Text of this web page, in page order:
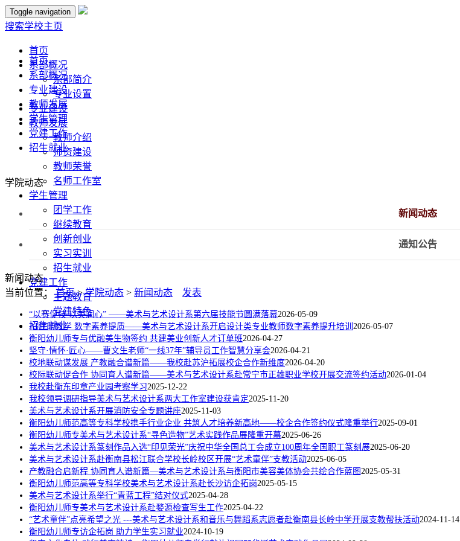
Toggle navigation
搜索学校主页
首页
系部概况
系部简介
专业设置
专业建设
教师发展
教师介绍
师资建设
教师荣誉
名师工作室
学生管理
团学工作
继续教育
创新创业
实习实训
招生就业
党建工作
主题教育
党建特色
招生就业
首页
系部概况
专业建设
教师发展
学生管理
党建工作
招生就业
学院动态
新闻动态
通知公告
新闻动态
当前位置：首页>学院动态 > 新闻动态 发表
“以赛促技 以美润心” ——美术与艺术设计系第六届技能节圆满落幕2026-05-09
AI赋能教学 数字素养提质——美术与艺术设计系开启设计类专业教师数字素养提升培训 2026-05-07
衡阳幼儿师专与优融美生物签约 共建美业创新人才订单班2026-04-27
坚守·情怀·匠心——曹文生老师“一线37年”辅导员工作智慧分享会2026-04-21
校地联动谋发展 产教融合谱新篇——我校赴苏沪拓展校企合作新维度2026-04-20
校际联动促合作 协同育人谱新篇——美术与艺术设计系赴常宁市正雄职业学校开展交流签约活动2026-01-04
我校赴衡东印章产业园考察学习2025-12-22
我校领导调研指导美术与艺术设计系两大工作室建设获肯定2025-11-20
美术与艺术设计系开展消防安全专题讲座2025-11-03
衡阳幼儿师范高等专科学校携手行业企业 共筑人才培养新高地——校企合作签约仪式隆重举行2025-09-01
衡阳幼儿师专美术与艺术设计系“寻色造物”艺术实践作品展隆重开幕2025-06-26
美术与艺术设计系篆刻作品入选“印见荣光”庆祝中华全国总工会成立100周年全国职工篆刻展2025-06-20
美术与艺术设计系赴衡南县松江联合学校长岭校区开展“艺术童伴”支教活动2025-06-05
产教融合启新程 协同育人谱新篇—美术与艺术设计系与衡阳市美容美体协会共绘合作蓝图2025-05-31
衡阳幼儿师范高等专科学校美术与艺术设计系赴长沙访企拓岗2025-05-15
美术与艺术设计系举行“青蓝工程”结对仪式2025-04-28
衡阳幼儿师专美术与艺术设计系赴婺源检查写生工作2025-04-22
“艺术童伴”点亮希望之光 ---美术与艺术设计系和音乐与舞蹈系志愿者赴衡南县长岭中学开展支教帮扶活动2024-11-14
衡阳幼儿师专访企拓岗 助力学生实习就业2024-10-19